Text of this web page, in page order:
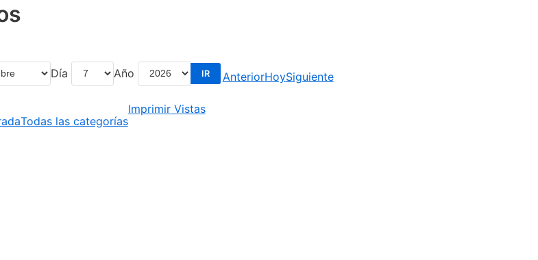
Día Año AnteriorHoySiguiente
Todas las categorías
ImprimirVistas